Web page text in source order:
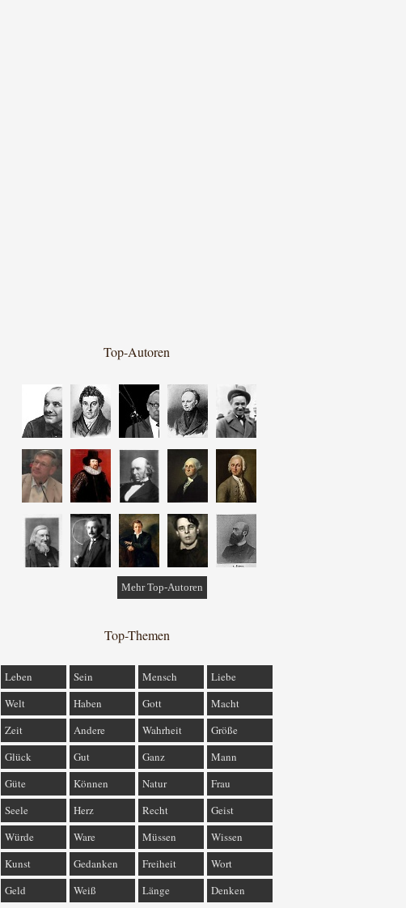
Top-Autoren
Mehr Top-Autoren
Top-Themen
Leben Sein Mensch
Liebe
Welt
Haben Gott
Macht
Zeit
Andere Wahrheit
Größe
Glück
Gut Ganz
Mann
Güte
Können Natur
Frau
Seele
Herz Recht
Geist
Würde
Ware Müssen
Wissen
Kunst
Gedanken Freiheit
Wort
Geld
Weiß Länge Denken